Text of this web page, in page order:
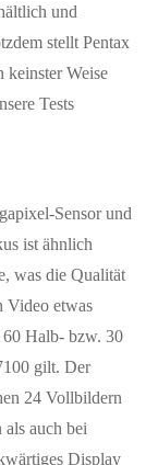
und
stellt Pentax
keinster Weise
Tests
Sensor und
ist ähnlich
was die Qualität
Video etwas
60 Halb- bzw. 30
gilt. Der
24 Vollbildern
auch bei
Display